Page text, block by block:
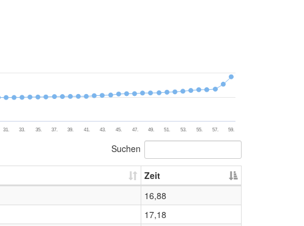
31. 33. 35. 37. 39. 41. 43. 45. 47. 49. 51. 53. 55. 57. 59.
Suchen
Zeit
16,88
17,18